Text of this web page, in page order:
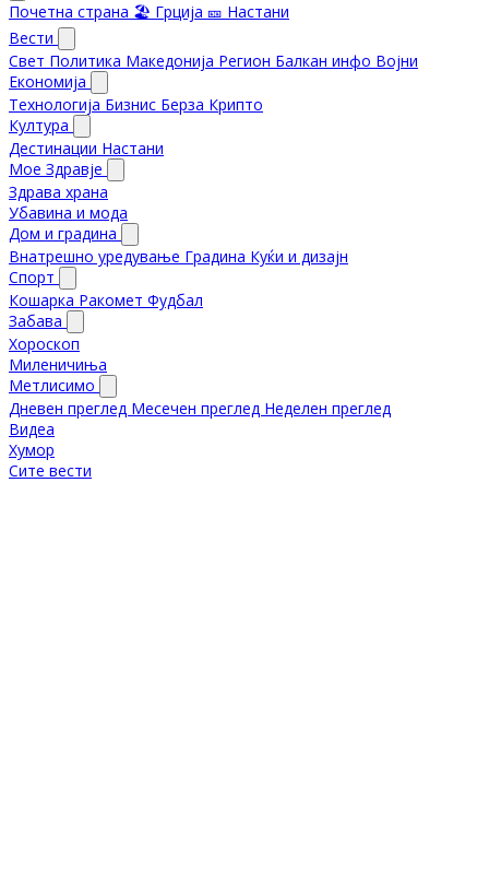
Почетна страна 🏖️ Грција 🎫 Настани
Вести
Свет Политика Македонија Регион Балкан инфо Војни
Економија
Технологија Бизнис Берза Крипто
Култура
Дестинации Настани
Мое Здравје
Здрава храна
Убавина и мода
Дом и градина
Внатрешно уредување Градина Куќи и дизајн
Спорт
Кошарка Ракомет Фудбал
Забава
Хороскоп
Миленичиња
Метлисимо
Дневен преглед Месечен преглед Неделен преглед
Видеа
Хумор
Сите вести